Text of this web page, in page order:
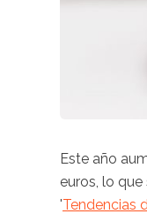
Este año
euros, lo
'Tendencias